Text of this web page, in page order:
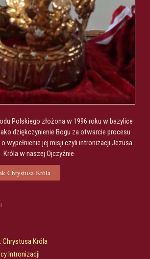
Polskiego złożona w 1996 roku w bazylice
dziękczynienie Bogu za otwarcie procesu
wypełnienie jej misji czyli intronizacji Jezusa
Króla w naszej Ojczyźnie
Chrystusa Króla
Króla
Intronizacji